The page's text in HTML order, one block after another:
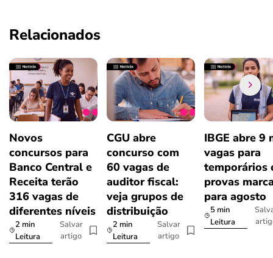
Relacionados
Novos
concursos para
Banco Central e
Receita terão
316 vagas de
diferentes níveis
2 min
Leitura
Salvar
artigo
CGU abre
concurso com
60 vagas de
auditor fiscal:
veja grupos de
distribuição
2 min
Leitura
Salvar
artigo
IBGE abre 9
vagas para
temporários
provas
para agosto
5 min
Leitura